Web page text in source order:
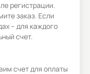
регистрации.
заказ. Если
– для каждого
счет.
счет для оплаты